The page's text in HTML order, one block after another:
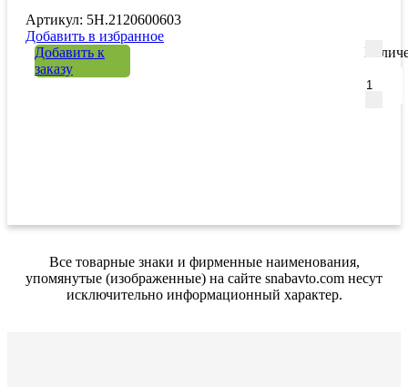
Артикул: 5H.2120600603
Добавить в избранное
Добавить к
заказу
Все товарные знаки и фирменные наименования,
упомянутые (изображенные) на сайте snabavto.com несут
исключительно информационный характер.